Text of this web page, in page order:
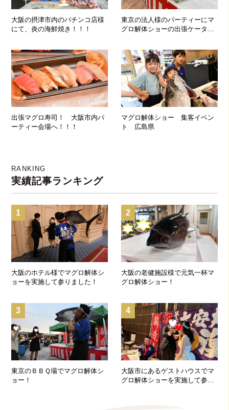
大阪の摂津市内のパチンコ店様
にて、炎の海鮮焼き！！！
東京の法人様のパーティーにマ
グロ解体ショーの出張ケータリ
出張マグロ寿司！ 大阪市内パ
ーティー会場へ！！！
マグロ解体ショー 集客イベン
ト 広島県
RANKING
実績記事ランキング
1
大阪のホテル様でマグロ解体シ
ョーを実施して参りました！
2
大阪の老健施設様で元気一杯マ
グロ解体ショー！
3
東京のＢＢＱ場でマグロ解体シ
ョー！
4
大阪市にあるゲストハウスでマ
グロ解体ショーを実施して参り